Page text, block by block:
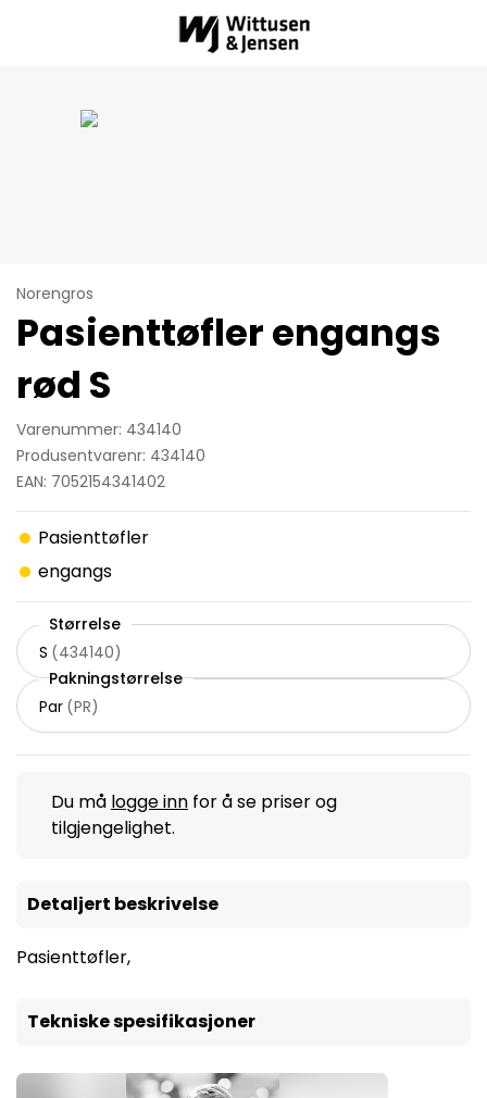
Norengros
Pasienttøfler engangs
rød S
Varenummer: 434140
Produsentvarenr: 434140
EAN: 7052154341402
Pasienttøfler
engangs
Størrelse
S (434140)
Pakningstørrelse
Par (PR)
Du må logge inn for å se priser og
tilgjengelighet.
Detaljert beskrivelse
Pasienttøfler,
Tekniske spesifikasjoner